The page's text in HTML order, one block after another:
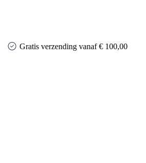
Gratis verzending vanaf € 100,00